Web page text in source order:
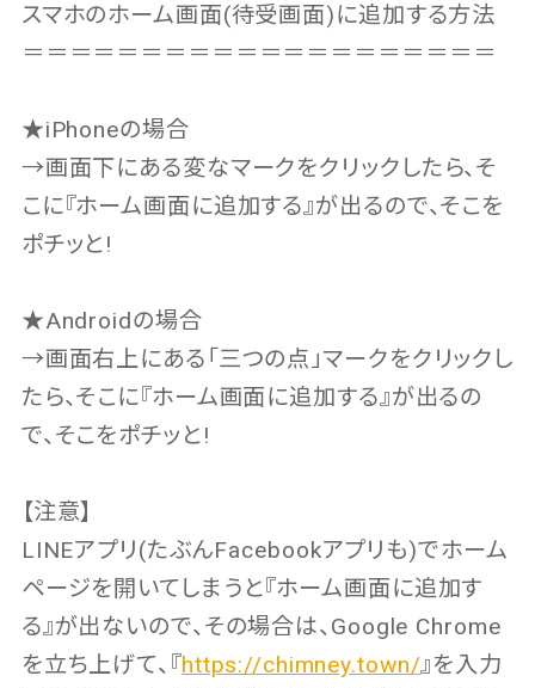
スマホのホーム画面(待受画面)に追加する方法
＝＝＝＝＝＝＝＝＝＝＝＝＝＝＝＝＝＝＝＝
★iPhoneの場合
→画面下にある変なマークをクリックしたら、そ
こに『ホーム画面に追加する』が出るので、そこを
ポチッと!
★Androidの場合
→画面右上にある「三つの点」マークをクリックし
たら、そこに『ホーム画面に追加する』が出るの
で、そこをポチッと!
【注意】
LINEアプリ(たぶんFacebookアプリも)でホーム
ページを開いてしまうと『ホーム画面に追加す
る』が出ないので、その場合は、Google Chrome
を立ち上げて、『https://chimney.town/』を入力